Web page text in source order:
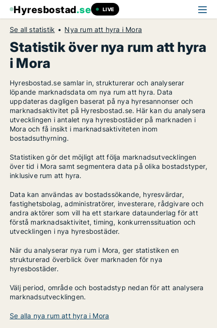
Hyresbostad.se LIVE
Se all statistik Nya rum att hyra i Mora
Statistik över nya rum att hyra
i Mora
Hyresbostad.se samlar in, strukturerar och analyserar
löpande marknadsdata om nya rum att hyra. Data
uppdateras dagligen baserat på nya hyresannonser och
marknadsaktivitet på Hyresbostad.se. Här kan du analysera
utvecklingen i antalet nya hyresbostäder på marknaden i
Mora och få insikt i marknadsaktiviteten inom
bostadsuthyrning.
Statistiken gör det möjligt att följa marknadsutvecklingen
över tid i Mora samt segmentera data på olika bostadstyper,
inklusive rum att hyra.
Data kan användas av bostadssökande, hyresvärdar,
fastighetsbolag, administratörer, investerare, rådgivare och
andra aktörer som vill ha ett starkare dataunderlag för att
förstå marknadsaktivitet, timing, konkurrenssituation och
utvecklingen i nya hyresbostäder.
När du analyserar nya rum i Mora, ger statistiken en
strukturerad överblick över marknaden för nya
hyresbostäder.
Välj period, område och bostadstyp nedan för att analysera
marknadsutvecklingen.
Se alla nya rum att hyra i Mora